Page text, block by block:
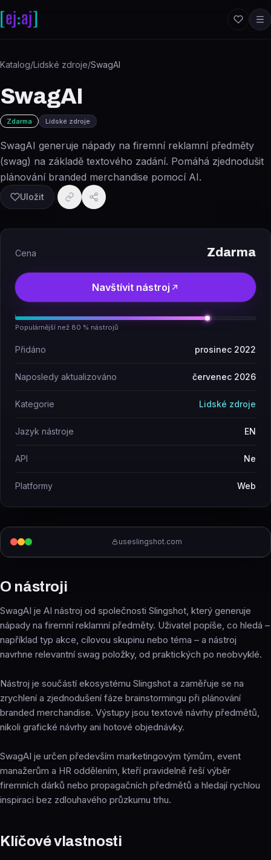
Katalog/Lidské zdroje/SwagAI
SwagAI
Zdarma Lidské zdroje
SwagAI generuje nápady na firemní reklamní předměty
(swag) na základě textového zadání. Pomáhá zjednodušit
plánování branded merchandise pomocí AI.
Uložit
useslingshot.com
O nástroji
SwagAI je AI nástroj od společnosti Slingshot, který generuje
nápady na firemní reklamní předměty. Uživatel popíše, co hledá –
například typ akce, cílovou skupinu nebo téma – a nástroj
navrhne relevantní swag položky, od praktických po neobvyklé.
Nástroj je součástí ekosystému Slingshot a zaměřuje se na
zrychlení a zjednodušení fáze brainstormingu při plánování
branded merchandise. Výstupy jsou textové návrhy předmětů,
nikoli grafické návrhy ani hotové objednávky.
SwagAI je určen především marketingovým týmům, event
manažerům a HR oddělením, kteří pravidelně řeší výběr
firemních dárků nebo propagačních předmětů a hledají rychlou
inspiraci bez zdlouhavého průzkumu trhu.
Klíčové vlastnosti
Cena Zdarma
Navštívit nástroj
Populárnější než 80 % nástrojů
Přidáno prosinec 2022
Naposledy aktualizováno červenec 2026
Kategorie Lidské zdroje
Jazyk nástroje EN
API Ne
Platformy Web